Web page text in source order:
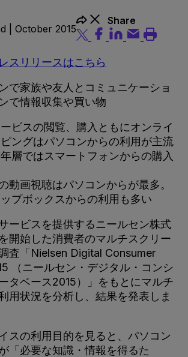
| October 2015
Share
スリリースはこちら
で家族や友人とコミュニケーショ
で情報収集や買い物
ビスの閲覧、購入ともにオンライ
ングはパソコンからの利用が主流
層ではスマートフォンからの購入
動画視聴はパソコンからが最多。
プボックスからの利用も多い
ービスを提供するニールセン株式
開始した消費者のマルチスクリー
査「Nielsen Digital Consumer
（ニールセン・デジタル・コンシ
タベース2015）」をもとにマルチ
用状況を分析し、結果を発表しま
スの利用目的を見ると、パソコン
「必要な知識・情報を得るた